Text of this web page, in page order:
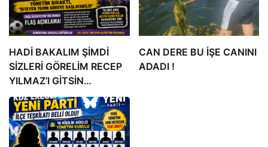
HADİ BAKALIM ŞİMDİ
SİZLERİ GÖRELİM RECEP
YILMAZ’I GİTSİN
DİYENLER” MEYDAN
SİZİN…!!
CAN DERE BU İŞE CANINI
ADADI !